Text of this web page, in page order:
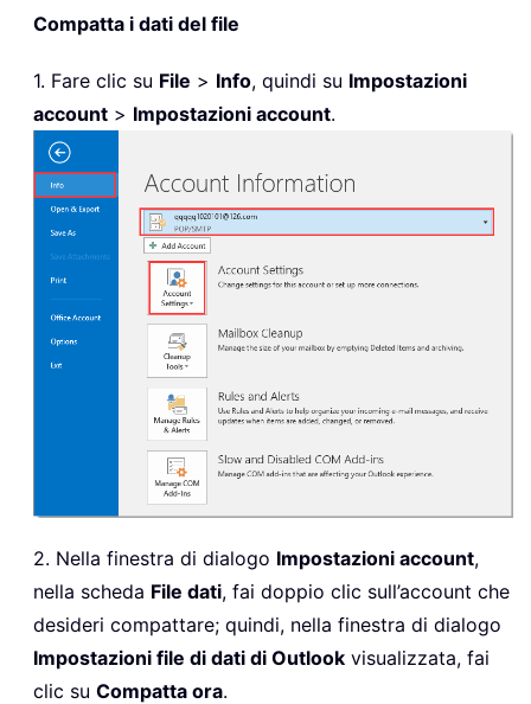
Compatta i dati del file
1. Fare clic su File > Info, quindi su Impostazioni
account > Impostazioni account.
2. Nella finestra di dialogo Impostazioni account,
nella scheda File dati, fai doppio clic sull’account che
desideri compattare; quindi, nella finestra di dialogo
Impostazioni file di dati di Outlook visualizzata, fai
clic su Compatta ora.